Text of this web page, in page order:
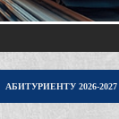
АБИТУРИЕНТУ 2026-2027